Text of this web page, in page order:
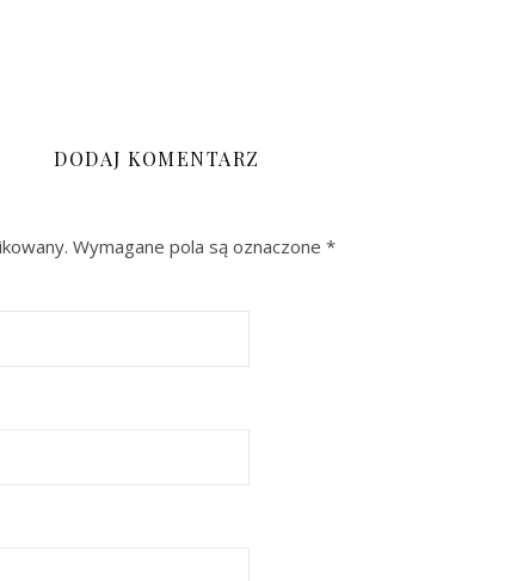
DODAJ KOMENTARZ
Wymagane pola są oznaczone *